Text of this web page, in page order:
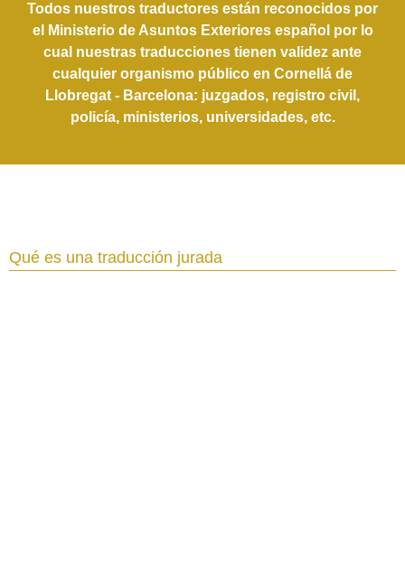
Todos nuestros traductores están reconocidos por
el Ministerio de Asuntos Exteriores español por lo
cual nuestras traducciones tienen validez ante
cualquier organismo público en Cornellá de
Llobregat - Barcelona: juzgados, registro civil,
policía, ministerios, universidades, etc.
Qué es una traducción jurada